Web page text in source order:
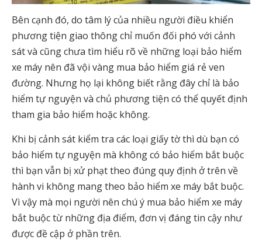
Bên cạnh đó, do tâm lý của nhiều người điều khiển
phương tiện giao thông chỉ muốn đối phó với cảnh
sát và cũng chưa tìm hiểu rõ về những loại bảo hiểm
xe máy nên đã vội vàng mua bảo hiểm giá rẻ ven
đường. Nhưng họ lại không biết rằng đây chỉ là bảo
hiểm tự nguyện và chủ phương tiện có thể quyết định
tham gia bảo hiểm hoặc không.
Khi bị cảnh sát kiểm tra các loại giấy tờ thì dù bạn có
bảo hiểm tự nguyện mà không có bảo hiểm bắt buộc
thì bạn vẫn bị xử phạt theo đúng quy định ở trên về
hành vi không mang theo bảo hiểm xe máy bắt buộc.
Vì vậy mà mọi người nên chú ý mua bảo hiểm xe máy
bắt buộc từ những địa điểm, đơn vị đáng tin cậy như
được đề cập ở phần trên.